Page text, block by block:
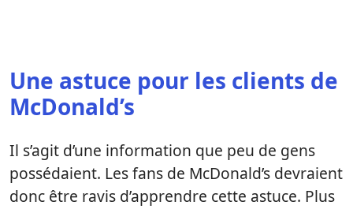
Une astuce pour les clients de
McDonald’s
Il s’agit d’une information que peu de gens
possédaient. Les fans de McDonald’s devraient
donc être ravis d’apprendre cette astuce. Plus